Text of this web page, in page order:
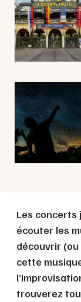
88 -
Mon
Les concerts
écouter les
découvrir
cette
trouverez